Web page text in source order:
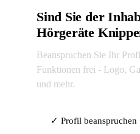
Sind Sie der
Hörgeräte
Beanspruchen Sie Ihr
Funktionen frei - Logo,
und mehr.
✓ Profil beanspruchen